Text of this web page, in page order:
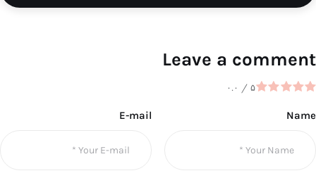
Leave a comment
۰.۰ / ۵
Name
E-mail